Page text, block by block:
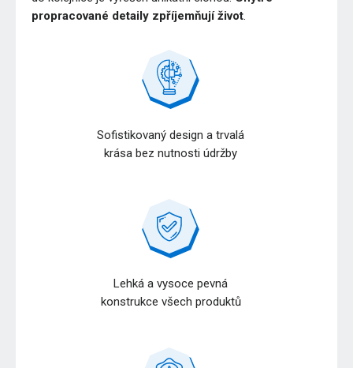
propracované detaily zpříjemňují život.
Sofistikovaný design a trvalá
krása bez nutnosti údržby
Lehká a vysoce pevná
konstrukce všech produktů